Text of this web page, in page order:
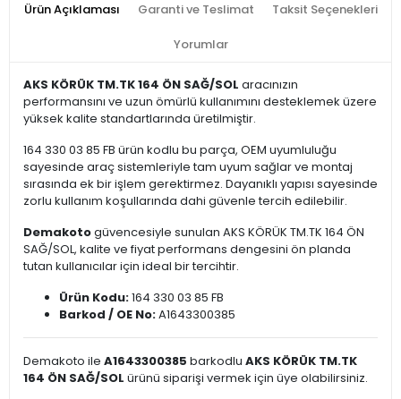
Ürün Açıklaması Garanti ve Teslimat Taksit Seçenekleri
Yorumlar
AKS KÖRÜK TM.TK 164 ÖN SAĞ/SOL aracınızın
performansını ve uzun ömürlü kullanımını desteklemek üzere
yüksek kalite standartlarında üretilmiştir.
164 330 03 85 FB ürün kodlu bu parça, OEM uyumluluğu
sayesinde araç sistemleriyle tam uyum sağlar ve montaj
sırasında ek bir işlem gerektirmez. Dayanıklı yapısı sayesinde
zorlu kullanım koşullarında dahi güvenle tercih edilebilir.
Demakotogüvencesiyle sunulan AKS KÖRÜK TM.TK 164 ÖN
SAĞ/SOL, kalite ve fiyat performans dengesini ön planda
tutan kullanıcılar için ideal bir tercihtir.
Ürün Kodu:164 330 03 85 FB
Barkod / OE No:A1643300385
Demakoto ile A1643300385 barkodlu AKS KÖRÜK TM.TK
164 ÖN SAĞ/SOL ürünü siparişi vermek için üye olabilirsiniz.